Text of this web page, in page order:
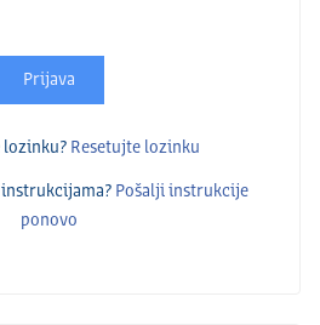
Prijava
lozinku? Resetujte lozinku
Pošalјi instrukcije
ponovo